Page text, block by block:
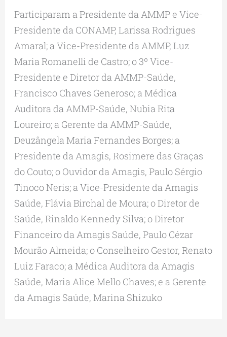
Participaram a Presidente da AMMP e Vice-
Presidente da CONAMP, Larissa Rodrigues
Amaral; a Vice-Presidente da AMMP, Luz
Maria Romanelli de Castro; o 3º Vice-
Presidente e Diretor da AMMP-Saúde,
Francisco Chaves Generoso; a Médica
Auditora da AMMP-Saúde, Nubia Rita
Loureiro; a Gerente da AMMP-Saúde,
Deuzângela Maria Fernandes Borges; a
Presidente da Amagis, Rosimere das Graças
do Couto; o Ouvidor da Amagis, Paulo Sérgio
Tinoco Neris; a Vice-Presidente da Amagis
Saúde, Flávia Birchal de Moura; o Diretor de
Saúde, Rinaldo Kennedy Silva; o Diretor
Financeiro da Amagis Saúde, Paulo Cézar
Mourão Almeida; o Conselheiro Gestor, Renato
Luiz Faraco; a Médica Auditora da Amagis
Saúde, Maria Alice Mello Chaves; e a Gerente
da Amagis Saúde, Marina Shizuko